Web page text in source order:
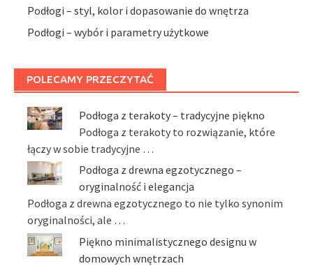
Podłogi – styl, kolor i dopasowanie do wnętrza
Podłogi – wybór i parametry użytkowe
POLECAMY PRZECZYTAĆ
Podłoga z terakoty – tradycyjne piękno
Podłoga z terakoty to rozwiązanie, które
łączy w sobie tradycyjne …
Podłoga z drewna egzotycznego –
oryginalność i elegancja
Podłoga z drewna egzotycznego to nie tylko synonim
oryginalności, ale …
Piękno minimalistycznego designu w
domowych wnętrzach